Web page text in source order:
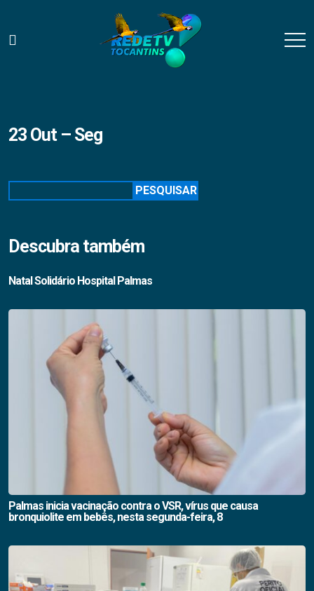
23 Out – Seg
PESQUISAR
Descubra também
Natal Solidário Hospital Palmas
Palmas inicia vacinação contra o VSR, vírus que causa
bronquiolite em bebês, nesta segunda-feira, 8